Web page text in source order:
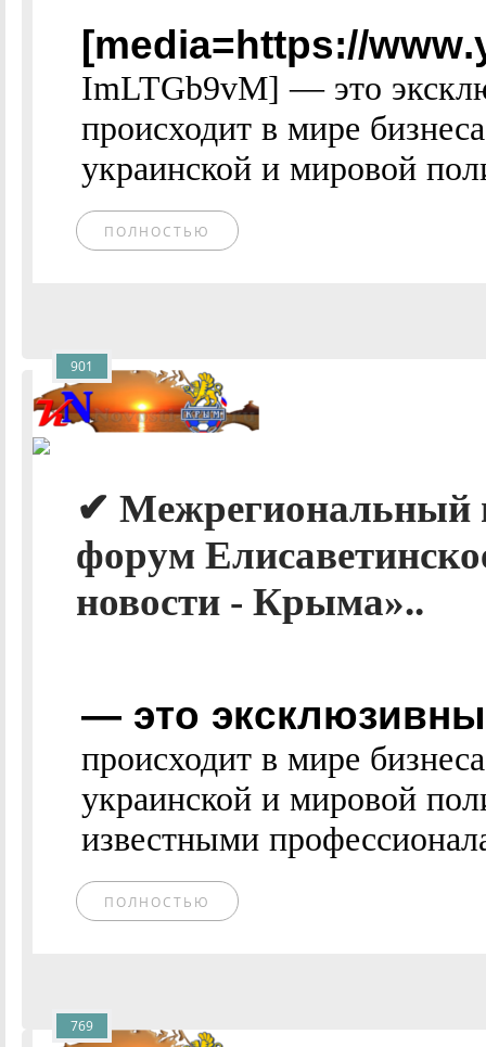
[media=https://
ImLTGb9vM] — это
происходит в мире
украинской и мировой
ПОЛНОСТЬЮ
✔ Межрегиональный
форум
новости - Крыма»..
— это
происходит в мире
украинской и мировой
известными
ПОЛНОСТЬЮ
901
769